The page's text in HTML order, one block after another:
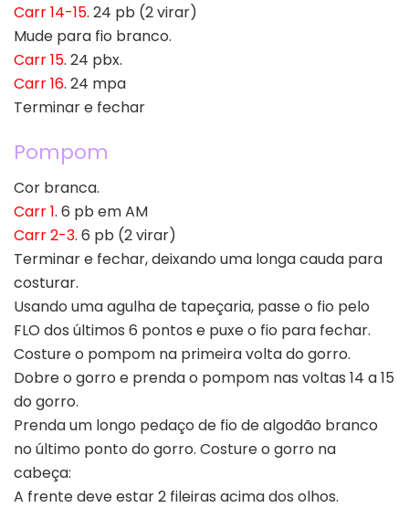
Carr 14-15. 24 pb (2 virar)
Mude para fio branco.
Carr 15. 24 pbx.
Carr 16. 24 mpa
Terminar e fechar
Pompom
Cor branca.
Carr 1. 6 pb em AM
Carr 2-3. 6 pb (2 virar)
Terminar e fechar, deixando uma longa cauda para
costurar.
Usando uma agulha de tapeçaria, passe o fio pelo
FLO dos últimos 6 pontos e puxe o fio para fechar.
Costure o pompom na primeira volta do gorro.
Dobre o gorro e prenda o pompom nas voltas 14 a 15
do gorro.
Prenda um longo pedaço de fio de algodão branco
no último ponto do gorro. Costure o gorro na
cabeça:
A frente deve estar 2 fileiras acima dos olhos.